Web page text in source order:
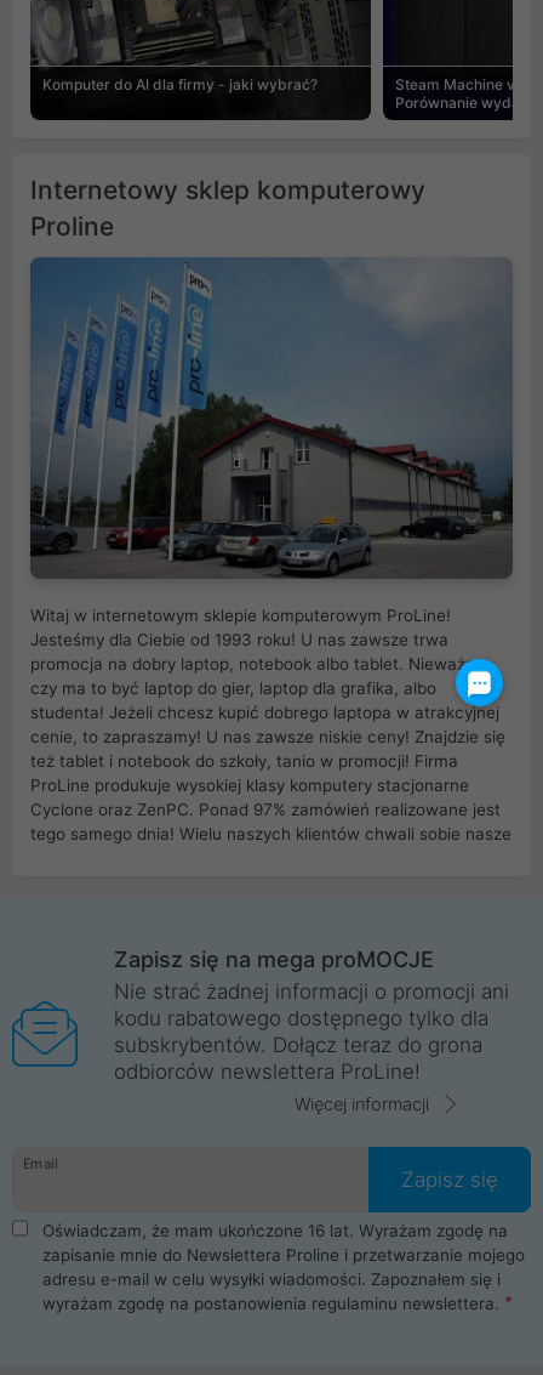
Komputer do AI dla firmy - jaki wybrać?
Steam Machine vs
Porównanie
Internetowy sklep komputerowy
Proline
Witaj w internetowym sklepie komputerowym ProLine!
Jesteśmy dla Ciebie od 1993 roku! U nas zawsze trwa
promocja na dobry laptop, notebook albo tablet. Nieważne
czy ma to być laptop do gier, laptop dla grafika, albo
studenta! Jeżeli chcesz kupić dobrego laptopa w atrakcyjnej
cenie, to zapraszamy! U nas zawsze niskie ceny! Znajdzie się
też tablet i notebook do szkoły, tanio w promocji! Firma
ProLine produkuje wysokiej klasy komputery stacjonarne
Cyclone oraz ZenPC. Ponad 97% zamówień realizowane jest
tego samego dnia! Wielu naszych klientów chwali sobie nasze
Wrocław, Poznań, Legnica, Katowice, Gliwice, Kalisz, Bytom,
Trzebnica, Opole. Szybka i profesjonalna obsługa!
ProLine to polska firma ze 100% polskim kapitałem. Działamy
legalnie i płacimy podatki w naszym kraju! Posiadamy siedzibę
główną w Mirkowie oraz salony na terenie kraju. Cała
komunikacja ze sklepem komputerowym ProLine jest
danych osobowych. Dlatego zakup notebooka albo laptopa w
ProLine to czysta przyjemność i pełne bezpieczeństwo.
Zaopatrzysz się u nas w akcesoria i części komputerowe
takie jak procesory, karty graficzne, płyty główne, pamięci,
dyski SSD, M.2 oraz HDD. Nasi pracownicy pomogą Ci wybrać
najlepszy zasilacz komputerowy oraz obudowę do komputera.
Poza komputerami mamy również najlepsze na rynku
Smartfony takich producentów jak Xiaomi, Apple, Samsung i
Zapisz się na mega proMOCJE
Nie strać żadnej informacji o promocji ani
kodu rabatowego dostępnego tylko dla
subskrybentów. Dołącz teraz do grona
odbiorców newslettera ProLine!
Więcej informacji
Email
Zapisz się
Oświadczam, że mam ukończone 16 lat. Wyrażam zgodę na
zapisanie mnie do Newslettera Proline i przetwarzanie mojego
adresu e-mail w celu wysyłki wiadomości. Zapoznałem się i
wyrażam zgodę na postanowienia regulaminu newslettera.